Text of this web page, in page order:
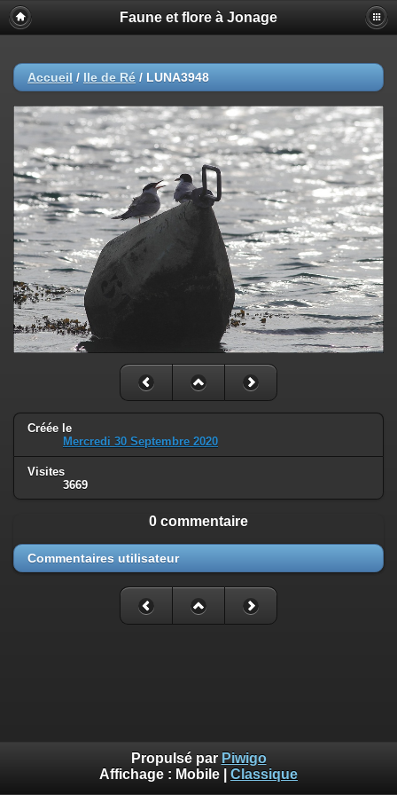
Faune et flore à Jonage
Accueil / Ile de Ré / LUNA3948
Créée le
Mercredi 30 Septembre 2020
Visites
3669
0 commentaire
Commentaires utilisateur
Propulsé par Piwigo
Affichage : Mobile Classique